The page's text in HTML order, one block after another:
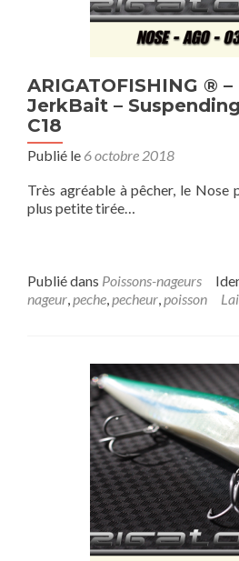
ARIGATOFISHING ® –
JerkBait –
C18
Publié le 6 octobre 2018
Très agréable à pêcher, le Nose
plus petite tirée…
Publié dans Poissons-nageurs
nageur,peche,pecheur,poisson